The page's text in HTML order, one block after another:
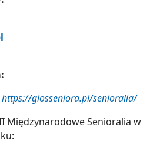
https://glosseniora.pl/senioralia/
Międzynarodowe Senioralia w